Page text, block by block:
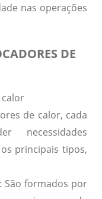
nas operações
DE
de calor, cada
necessidades
principais tipos,
São formados por